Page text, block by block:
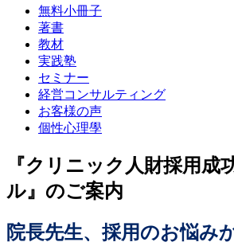
無料小冊子
著書
教材
実践塾
セミナー
経営コンサルティング
お客様の声
個性心理學
『クリニック人財採用成
ル』のご案内
院長先生、 採用のお悩み